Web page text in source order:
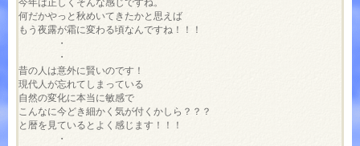
今年は正しくそんな感じですね。
何だかやっと秋めいてきたかと思えば
もう夜露が霜に変わる頃なんですね！！！
・
・
昔の人は意外に賢いのです！
現代人が忘れてしまっている
自然の変化に本当に敏感で
こんなに今どき細かく気が付くかしら？？？
と暦を見ているとよく感じます！！！
・